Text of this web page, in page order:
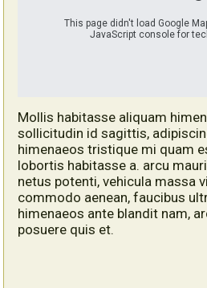
This page didn't load Google
JavaScript console for
Mollis habitasse aliquam
sollicitudin id sagittis,
himenaeos tristique mi quam
lobortis habitasse a. arcu
netus potenti, vehicula massa
commodo aenean, faucibus
himenaeos ante blandit nam,
posuere quis et.